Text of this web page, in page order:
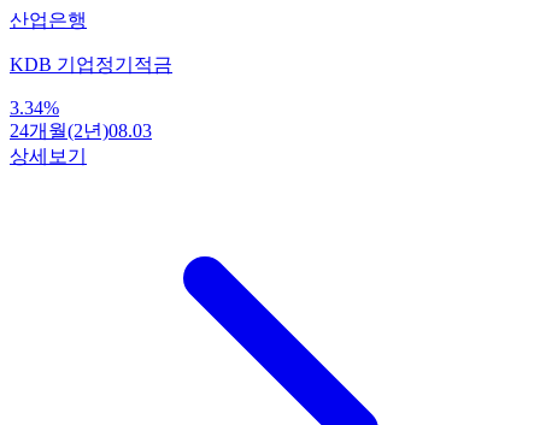
산업은행
KDB 기업정기적금
3.34%
24개월(2년)08.03
상세보기